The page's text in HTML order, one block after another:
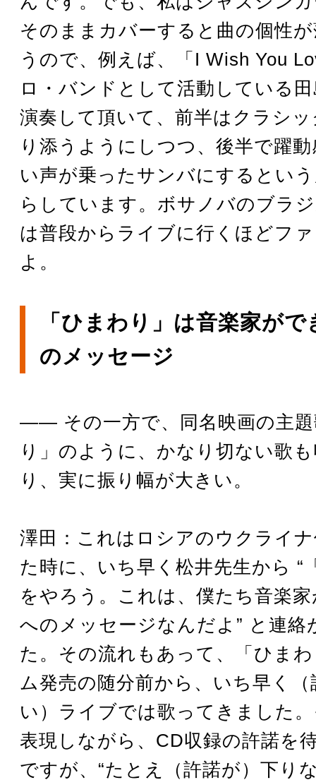
そのままカバーすると曲の個性
うので、例えば、「I Wish You
ロ・バンドとして活動している
演奏して頂いて、前半はクラシ
り添うようにしつつ、後半で躍
い声が乗ったサンバにするとい
らしています。ボサノバのブラ
は普段からライブに行くほどフ
よ。
「ひまわり」は音楽家が
のメッセージ
―― その一方で、同名映画の主
り」のように、かなり切ない歌
り、実に振り幅が大きい。
澤田：これはロシアのウクライ
た時に、いち早く松井先生から “
をやろう。これは、僕たち音楽
へのメッセージなんだよ” と連絡
た。その流れもあって、「ひま
ム発売の随分前から、いち早く
い）ライブでは歌ってきました
表現しながら、CD収録の許諾を
ですが、“たとえ（許諾が）下り